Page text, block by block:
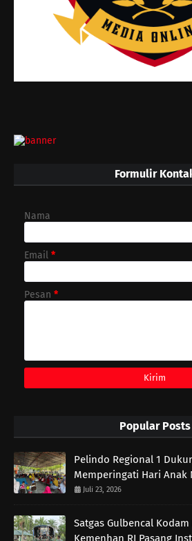
Formulir
Nama
Email *
Pesan *
Popular Posts
Pelindo Regional 1
Memperingati Hari Anak
Juli 23, 2026
Satgas Gulbencal
Kemenhan RI Pasang